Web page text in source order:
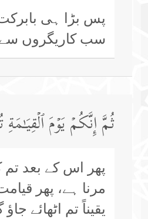
پس بڑا ہی
سب کاریگروں سے
ثُمَّ إِنَّكُمۡ یَوۡمَ ٱلۡقِیَـٰمَةِ
پھر اس کے بعد تم
مرنا ہے، پھر
یقیناً تم اٹھائے جاؤ